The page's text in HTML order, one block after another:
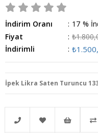
İndirim Oranı : %
17
Fiyat
:
İndirimli
:
İpek Likra Saten Turuncu